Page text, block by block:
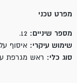
מפרט טכני
מספר שיניים: 12.
שימוש עיקרי: איסוף
סוג כלי: ראש מגרפת